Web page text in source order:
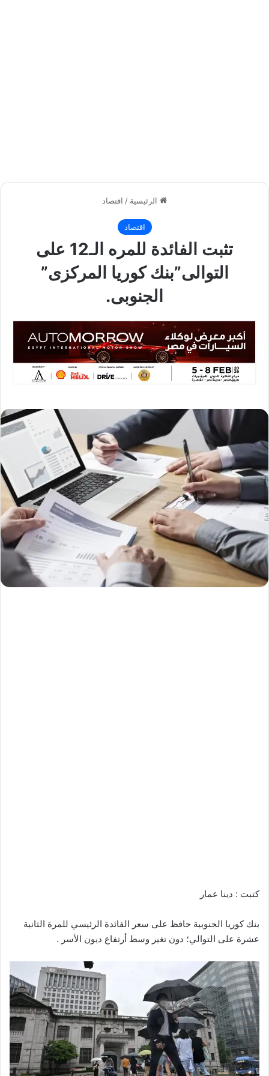
الرئيسية / اقتصاد
اقتصاد
تثبت الفائدة للمره الـ12 على
التوالى”بنك كوريا المركزى”
الجنوبى.
كتبت : دينا عمار
بنك كوريا الجنوبية حافظ على سعر الفائدة الرئيسي للمرة الثانية
عشرة على التوالي؛ دون تغير وسط أرتفاع ديون الأسر .